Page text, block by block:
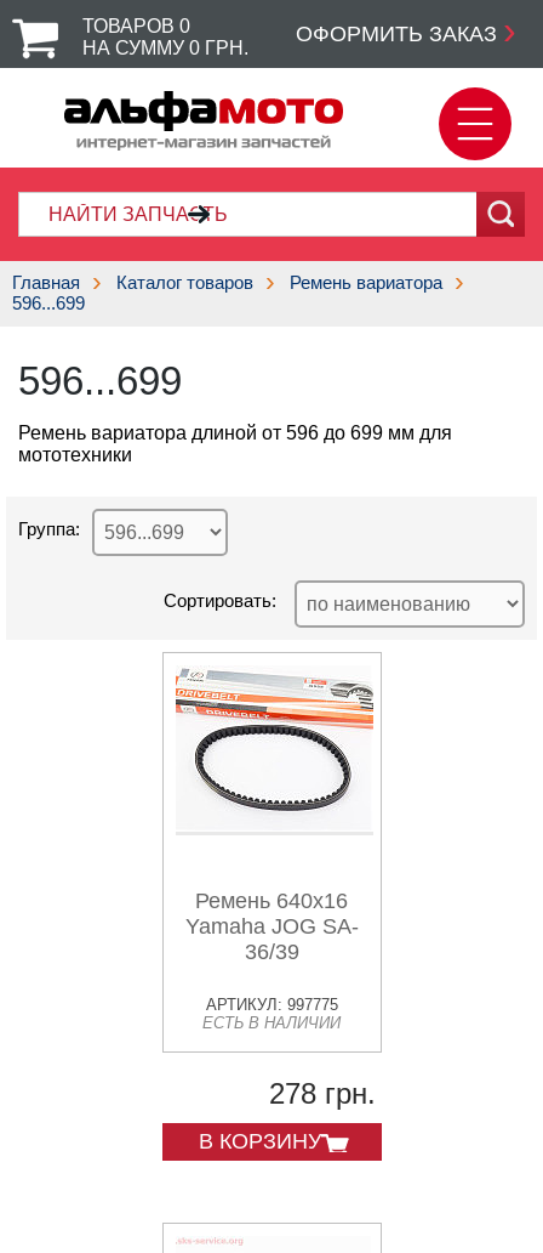
ТОВАРОВ 0
НА СУММУ 0 ГРН.
ОФОРМИТЬ ЗАКАЗ
Главная Каталог товаров
Ремень вариатора
596...699
596...699
Ремень вариатора длиной от 596 до 699 мм для
мототехники
Группа:
Сортировать:
Ремень 640х16
Yamaha JOG SA-
36/39
АРТИКУЛ: 997775
ЕСТЬ В НАЛИЧИИ
278 грн.
В КОРЗИНУ